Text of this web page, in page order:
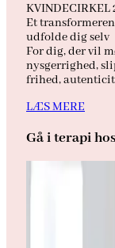
KVINDECIRKEL
Et
udfolde dig selv
For dig, der vil
nysgerrighed,
frihed,
LÆS MERE
Gå i terapi